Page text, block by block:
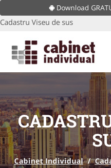
Download
Cadastru Viseu de sus
Cabinet Individual /